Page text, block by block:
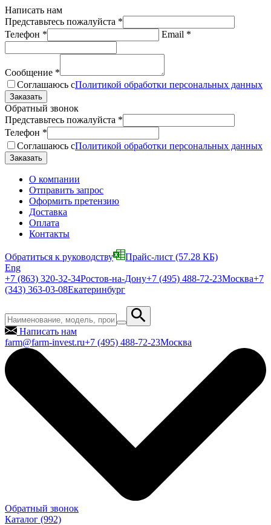
Написать нам
Представьтесь пожалуйста *
Телефон * Email *
Сообщение *
Соглашаюсь сПолитикой обработки персональных данных
Обратный звонок
Представьтесь пожалуйста *
Телефон *
Соглашаюсь сПолитикой обработки персональных данных
О компании
Отправить запрос
Оформить претензию
Доставка
Оплата
Контакты
Обратиться к руководству Прайс-лист (57.28 КБ)
Eng
+7 (863) 320-32-34Ростов-на-Дону+7 (495) 488-72-23Москва+7
(343) 363-03-08Екатеринбург
Написать нам
farm@farm-invest.ru+7 (495) 488-72-23Москва
Обратный звонок
Каталог (992)